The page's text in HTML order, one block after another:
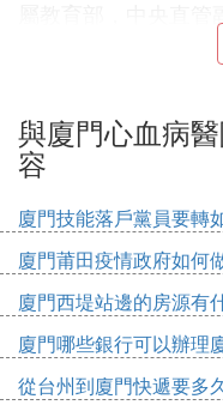
國重點大學。教育
和廈門市重點共建
工程「和「985工程
自主審核高校，入選
醫生教育培養計劃、
國家建設高水平大
金來華留學生接收院
美大學」，校園銜山
園，一側是南普陀寺
遺產鼓浪嶼隔海相
與廈門心血病
容
廈門技能落戶黨員要轉
辦理
廈門莆田疫情政府如何
廈門西堤站邊的房源有
廈門哪些銀行可以辦理
市民卡
從台州到廈門快遞要多